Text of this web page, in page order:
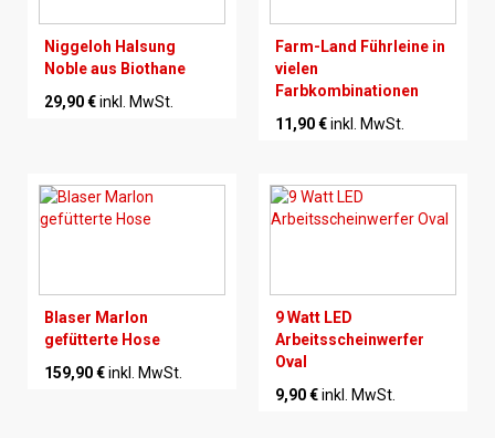
Niggeloh Halsung
Noble aus Biothane
29,90 €inkl. MwSt.
Farm-Land Führleine in
vielen
Farbkombinationen
11,90 €inkl. MwSt.
Blaser Marlon
gefütterte Hose
159,90 €inkl. MwSt.
9 Watt LED
Arbeitsscheinwerfer
Oval
9,90 €inkl. MwSt.